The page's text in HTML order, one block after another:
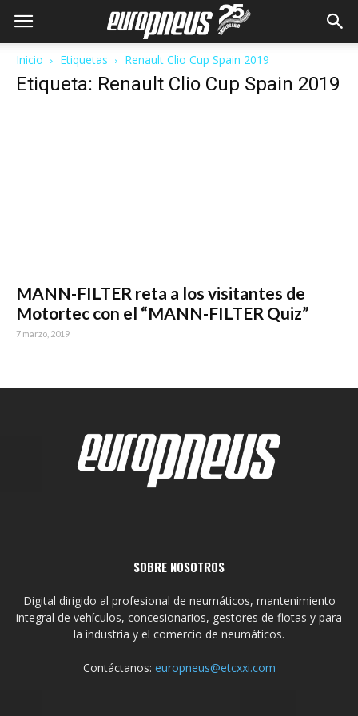
Inicio Etiquetas Renault Clio Cup Spain 2019
Etiqueta: Renault Clio Cup Spain 2019
MANN-FILTER reta a los visitantes de
Motortec con el “MANN-FILTER Quiz”
7 marzo, 2019
SOBRE NOSOTROS
Digital dirigido al profesional de neumáticos, mantenimiento
integral de vehículos, concesionarios, gestores de flotas y para
la industria y el comercio de neumáticos.
Contáctanos: europneus@etcxxi.com